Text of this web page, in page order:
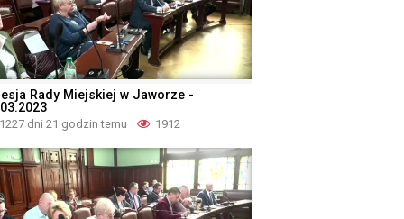
Rady Miejskiej w Jaworze -
1227 dni 21 godzin temu 1912